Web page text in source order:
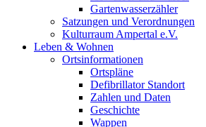
Gartenwasserzähler
Satzungen und Verordnungen
Kulturraum Ampertal e.V.
Leben & Wohnen
Ortsinformationen
Ortspläne
Defibrillator Standort
Zahlen und Daten
Geschichte
Wappen